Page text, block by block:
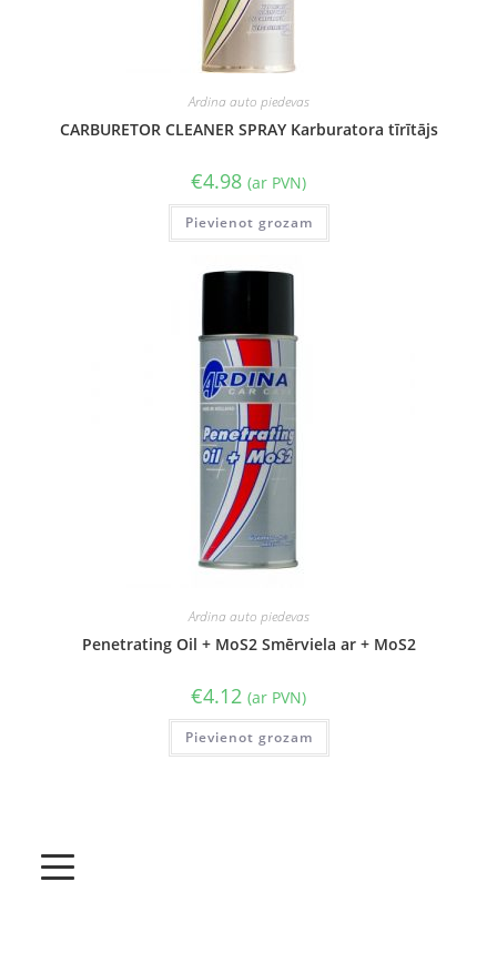
Ardina auto piedevas
CARBURETOR CLEANER SPRAY Karburatora tīrītājs
€4.98 (ar PVN)
Pievienot grozam
Ardina auto piedevas
Penetrating Oil + MoS2 Smērviela ar + MoS2
€4.12 (ar PVN)
Pievienot grozam